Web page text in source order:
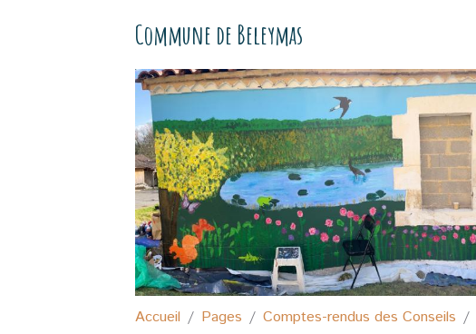
Commune de Beleymas
Accueil Pages Comptes-rendus des Conseils